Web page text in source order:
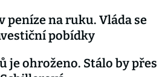
peníze na ruku. Vláda se
pobídky
je ohroženo. Stálo by přes